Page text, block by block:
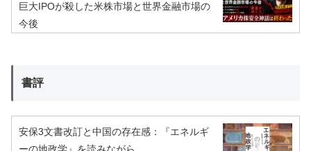
巨大IPOが殺した米株市場と世界金融市場の
今後
書評
安保3文書改訂と中国の存在感：『エネルギ